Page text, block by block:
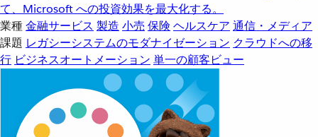
て、Microsoft への投資効果を最大化する。
業種金融サービス 製造 小売 保険 ヘルスケア 通信・メディア
課題 レガシーシステムのモダナイゼーション クラウドへの移
行 ビジネスオートメーション 単一の顧客ビュー